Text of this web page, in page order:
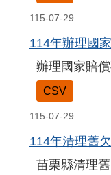
115-07-29
114年辦理國
辦理國家賠
CSV
115-07-29
114年清理舊
苗栗縣清理